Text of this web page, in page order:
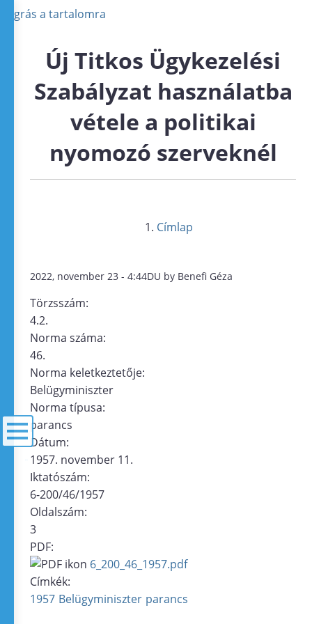
Ugrás a tartalomra
Új Titkos Ügykezelési
Szabályzat használatba
vétele a politikai
nyomozó szerveknél
Címlap
2022, november 23 - 4:44DU by Benefi Géza
Törzsszám:
4.2.
Norma száma:
46.
Norma keletkeztetője:
Belügyminiszter
Norma típusa:
parancs
Dátum:
1957. november 11.
Iktatószám:
6-200/46/1957
Oldalszám:
3
PDF:
6_200_46_1957.pdf
Címkék:
1957 Belügyminiszter parancs